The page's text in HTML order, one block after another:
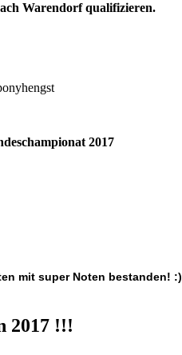
Warendorf qualifizieren.
2017
mit super Noten bestanden! :)
2017 !!!